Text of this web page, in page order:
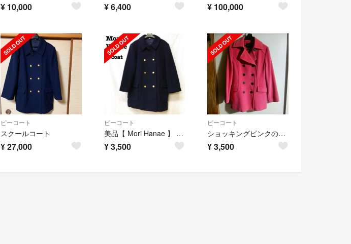
¥ 10,000 ¥6,400 ¥ 100,000
ピーコート
スクールコート
¥27,000
ピーコート
美品【 Mori Hanae 】 モリハナエ ウールコート ピーコート 通学系
¥3,500
ピーコート
ショッキングピンクのピーコート
¥3,500